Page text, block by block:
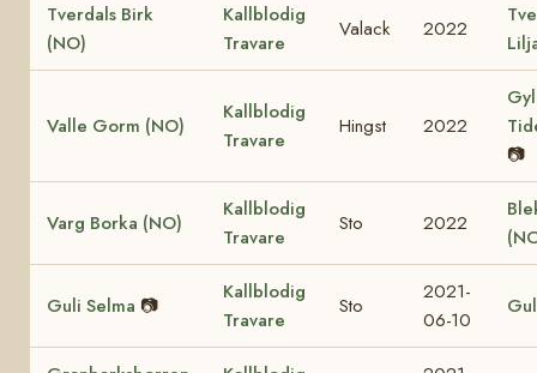
Tverdals Birk
(NO)
Kallblodig
Travare
Valack 2022
Valle Gorm (NO)
Kallblodig
Travare
Hingst 2022
📷
Varg Borka (NO)
Kallblodig
Travare
Sto 2022
Guli Selma 📷
Kallblodig
Travare
Sto
2021-
06-10